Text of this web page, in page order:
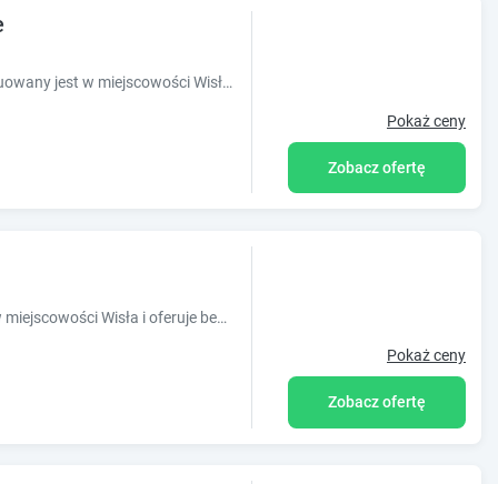
Obiekt Apartament Wiślańskie Skije usytuowany jest w miejscowości Wisła. Odległość ważnych miejsc od obiektu: Ośrodek narciarski Zagroń Iste
Pokaż ceny
Zobacz ofertę
Obiekt Willa Zielona Kraina znajduje się w miejscowości Wisła i oferuje bezpłatne Wi-Fi, bezpłatny prywatny parking oraz widok na góry. Odległo
Pokaż ceny
Zobacz ofertę